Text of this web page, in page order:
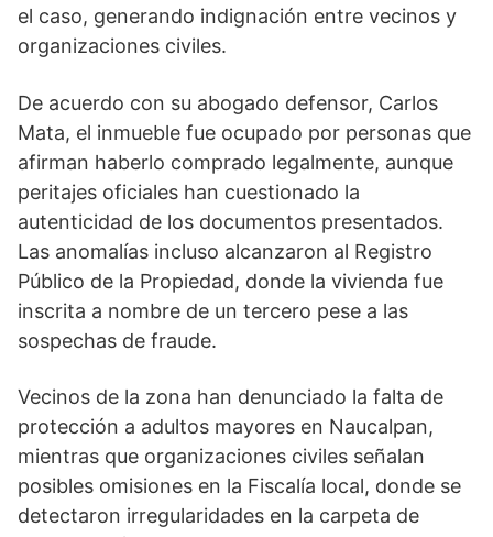
el caso, generando indignación entre vecinos y
organizaciones civiles.
De acuerdo con su abogado defensor, Carlos
Mata, el inmueble fue ocupado por personas que
afirman haberlo comprado legalmente, aunque
peritajes oficiales han cuestionado la
autenticidad de los documentos presentados.
Las anomalías incluso alcanzaron al Registro
Público de la Propiedad, donde la vivienda fue
inscrita a nombre de un tercero pese a las
sospechas de fraude.
Vecinos de la zona han denunciado la falta de
protección a adultos mayores en Naucalpan,
mientras que organizaciones civiles señalan
posibles omisiones en la Fiscalía local, donde se
detectaron irregularidades en la carpeta de